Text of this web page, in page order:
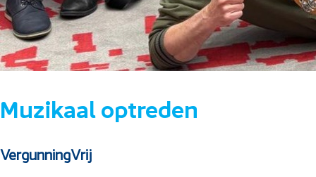
Muzikaal optreden
VergunningVrij